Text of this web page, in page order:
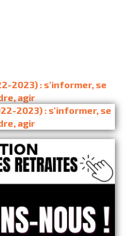
2023) : s'informer, se
agir